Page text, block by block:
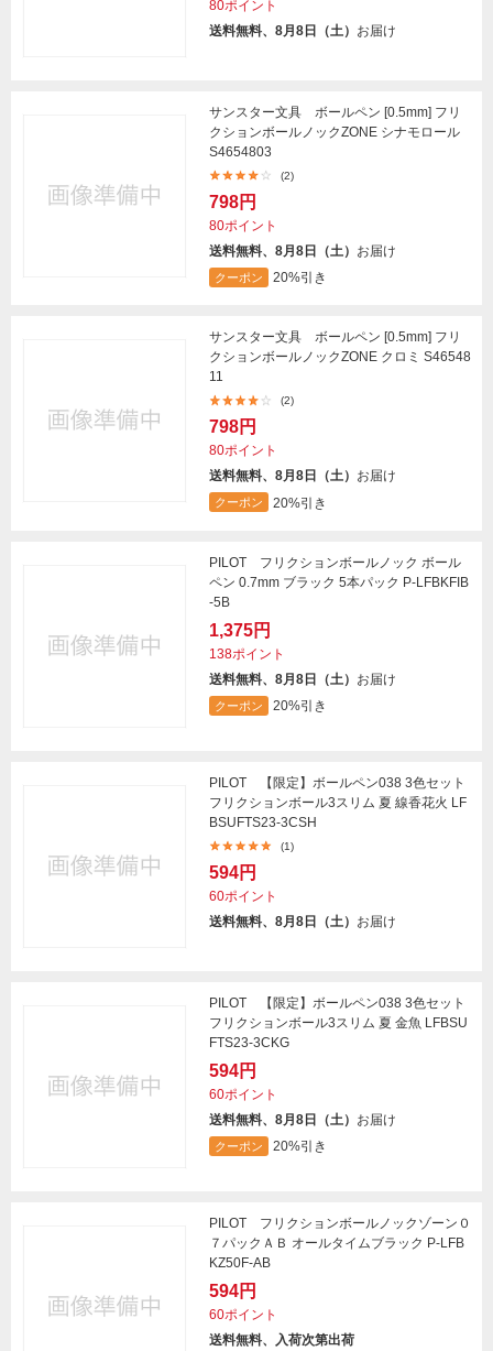
80ポイント
送料無料、8月8日（土） お届け
サンスター文具 ボールペン [0.5mm] フリ
クションボールノックZONE シナモロール
S4654803
(2)
798円
80ポイント
送料無料、8月8日（土） お届け
クーポン 20%引き
サンスター文具 ボールペン [0.5mm] フリ
クションボールノックZONE クロミ S46548
11
(2)
798円
80ポイント
送料無料、8月8日（土） お届け
クーポン 20%引き
PILOT フリクションボールノック ボール
ペン 0.7mm ブラック 5本パック P-LFBKFIB
-5B
1,375円
138ポイント
送料無料、8月8日（土） お届け
クーポン 20%引き
PILOT 【限定】ボールペン038 3色セット
フリクションボール3スリム 夏 線香花火 LF
BSUFTS23-3CSH
(1)
594円
60ポイント
送料無料、8月8日（土） お届け
PILOT 【限定】ボールペン038 3色セット
フリクションボール3スリム 夏 金魚 LFBSU
FTS23-3CKG
594円
60ポイント
送料無料、8月8日（土） お届け
クーポン 20%引き
PILOT フリクションボールノックゾーン０
７パックＡＢ オールタイムブラック P-LFB
KZ50F-AB
594円
60ポイント
送料無料、入荷次第出荷